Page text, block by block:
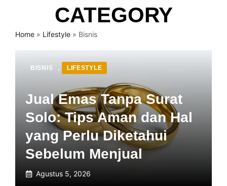
CATEGORY
Home » Lifestyle » Bisnis
BISNIS , LIFESTYLE
Jual Emas Tanpa Surat
Solo: Tips Aman dan Hal
yang Perlu Diketahui
Sebelum Menjual
Agustus 5, 2026